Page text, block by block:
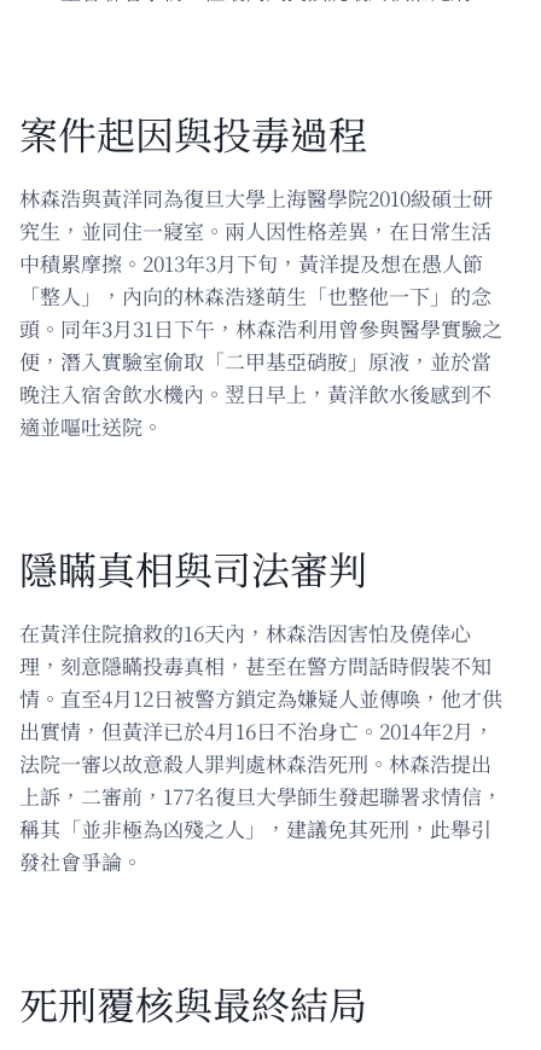
案件起因與投毒過程
林森浩與黃洋同為復旦大學上海醫學院2010級碩士研
究生，並同住一寢室。兩人因性格差異，在日常生活
中積累摩擦。2013年3月下旬，黃洋提及想在愚人節
「整人」，內向的林森浩遂萌生「也整他一下」的念
頭。同年3月31日下午，林森浩利用曾參與醫學實驗之
便，潛入實驗室偷取「二甲基亞硝胺」原液，並於當
晚注入宿舍飲水機內。翌日早上，黃洋飲水後感到不
適並嘔吐送院。
隱瞞真相與司法審判
在黃洋住院搶救的16天內，林森浩因害怕及僥倖心
理，刻意隱瞞投毒真相，甚至在警方問話時假裝不知
情。直至4月12日被警方鎖定為嫌疑人並傳喚，他才供
出實情，但黃洋已於4月16日不治身亡。2014年2月，
法院一審以故意殺人罪判處林森浩死刑。林森浩提出
上訴，二審前，177名復旦大學師生發起聯署求情信，
稱其「並非極為凶殘之人」，建議免其死刑，此舉引
發社會爭論。
死刑覆核與最終結局